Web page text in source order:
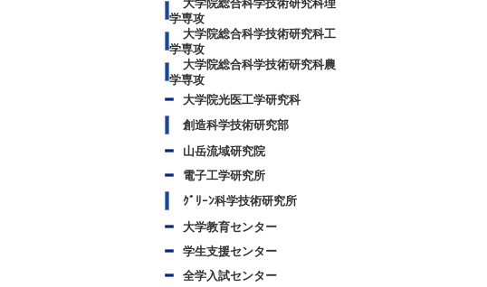
大学院総合科学技術研究科理
学専攻
大学院総合科学技術研究科工
学専攻
大学院総合科学技術研究科農
学専攻
大学院光医工学研究科
創造科学技術研究部
山岳流域研究院
電子工学研究所
ｸﾞﾘｰﾝ科学技術研究所
大学教育センター
学生支援センター
全学入試センター